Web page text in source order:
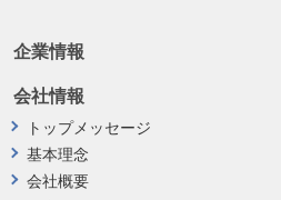
企業情報
会社情報
トップメッセージ
基本理念
会社概要